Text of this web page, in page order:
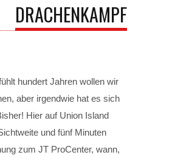
DRACHENKAMPF
hundert Jahren wollen wir
aber irgendwie hat es sich
Hier auf Union Island
und fünf Minuten
zum JT ProCenter, wann,